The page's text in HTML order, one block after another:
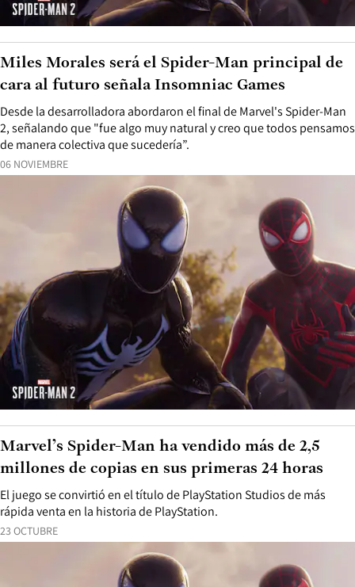
06 NOVIEMBRE
Desde la desarrolladora abordaron el final de Marvel's Spider-Man
2, señalando que "fue algo muy natural y creo que todos pensamos
de manera colectiva que sucedería”.
Miles Morales será el Spider-Man principal de
cara al futuro señala Insomniac Games
23 OCTUBRE
El juego se convirtió en el título de PlayStation Studios de más
rápida venta en la historia de PlayStation.
Marvel’s Spider-Man ha vendido más de 2,5
millones de copias en sus primeras 24 horas